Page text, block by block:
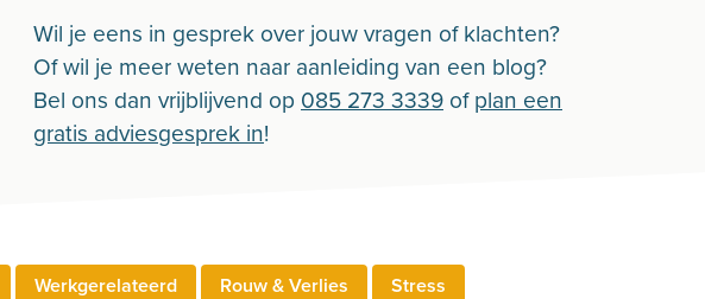
Wil je eens in gesprek over jouw vragen of klachten?
Of wil je meer weten naar aanleiding van een blog?
Bel ons dan vrijblijvend op 085 273 3339 ofplan een
gratis adviesgesprek in!
Werkgerelateerd Rouw & Verlies
Stress